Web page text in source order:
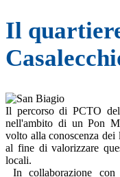
Il
Il percorso di PCTO
nell'ambito di un Pon
volto alla conoscenza
al fine di valorizzare
locali.
In collaborazione